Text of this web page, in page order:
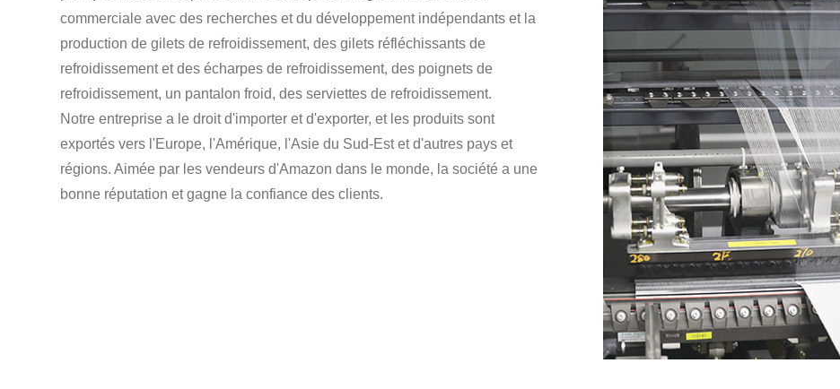
commerciale avec des recherches et du développement indépendants et la
production de gilets de refroidissement, des gilets réfléchissants de
refroidissement et des écharpes de refroidissement, des poignets de
refroidissement, un pantalon froid, des serviettes de refroidissement.
Notre entreprise a le droit d'importer et d'exporter, et les produits sont
exportés vers l'Europe, l'Amérique, l'Asie du Sud-Est et d'autres pays et
régions. Aimée par les vendeurs d'Amazon dans le monde, la société a une
bonne réputation et gagne la confiance des clients.